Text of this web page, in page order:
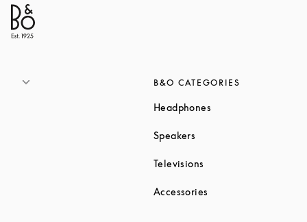
B&O CATEGORIES
Headphones
Speakers
Televisions
Accessories